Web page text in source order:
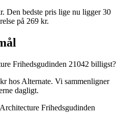
Den bedste pris lige nu ligger 30
på 269 kr.
Frihedsgudinden 21042 billigst?
hos Alternate. Vi sammenligner
dagligt.
Frihedsgudinden